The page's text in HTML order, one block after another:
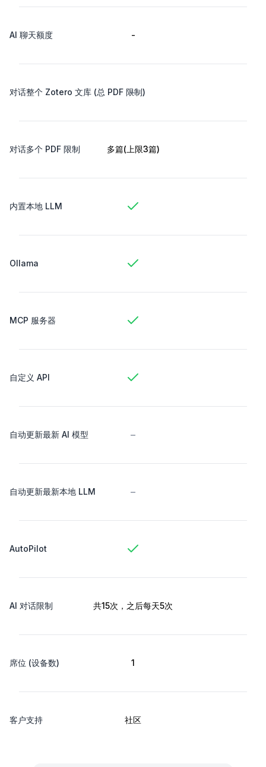
AI 聊天额度 -
对话整个 Zotero 文库 (总 PDF 限制)
-
对话多个 PDF 限制 多篇(上限3篇)
内置本地 LLM
Ollama
MCP 服务器
自定义 API
自动更新最新 AI 模型 -
自动更新最新本地 LLM -
AutoPilot
AI 对话限制 共15次，之后每天5次
席位 (设备数) 1
客户支持 社区